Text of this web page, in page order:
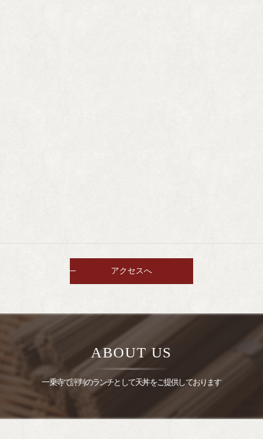
アクセスへ
一乗寺で評判のランチとして天丼をご提供しております
ABOUT US